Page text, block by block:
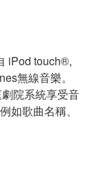
iPod touch®,
無線音樂。
院系統享受音
如歌曲名稱、